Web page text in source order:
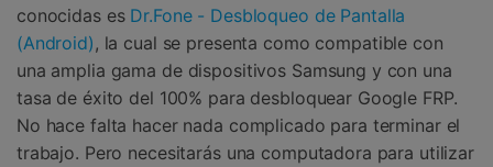
conocidas es Dr.Fone - Desbloqueo de Pantalla
(Android) , la cual se presenta como compatible con
una amplia gama de dispositivos Samsung y con una
tasa de éxito del 100% para desbloquear Google FRP.
No hace falta hacer nada complicado para terminar el
trabajo. Pero necesitarás una computadora para utilizar